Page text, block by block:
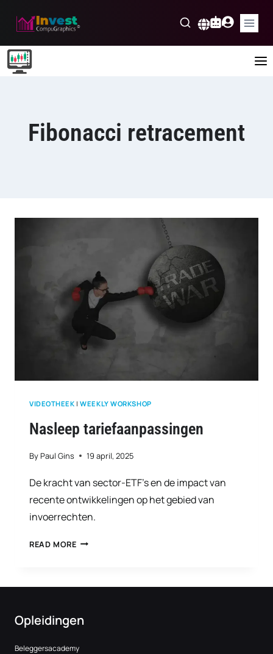
Fibonacci retracement
VIDEOTHEEK |WEEKLY WORKSHOP
Nasleep tariefaanpassingen
ByPaul Gins 19 april, 2025
De kracht van sector-ETF’s en de impact van
recente ontwikkelingen op het gebied van
invoerrechten.
READ MORENASLEEP
Opleidingen
Beleggersacademy